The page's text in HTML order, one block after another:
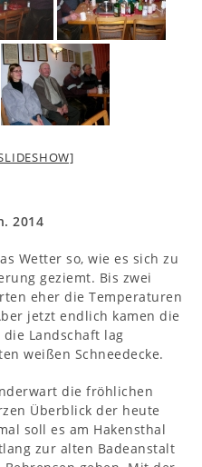
2014
Wetter so, wie es sich zu
geziemt. Bis zwei
eher die Temperaturen
jetzt endlich kamen die
Landschaft lag
weißen Schneedecke.
die fröhlichen
Überblick der heute
soll es am Hakensthal
zur alten Badeanstalt